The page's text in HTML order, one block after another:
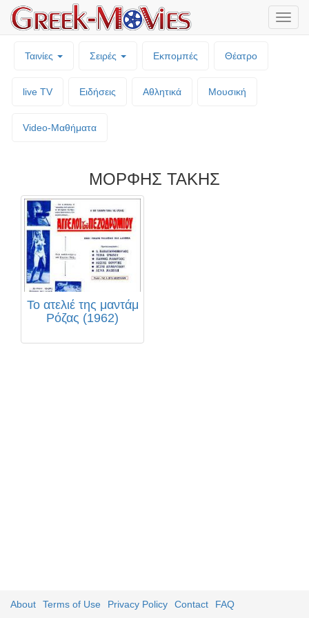
Ταινίες Σειρές Εκπομπές Θέατρο
live TV Ειδήσεις Αθλητικά Μουσική
Video-Mαθήματα
ΜΟΡΦΗΣ ΤΑΚΗΣ
Το ατελιέ της μαντάμ
Ρόζας (1962)
About Terms of Use Privacy Policy Contact FAQ